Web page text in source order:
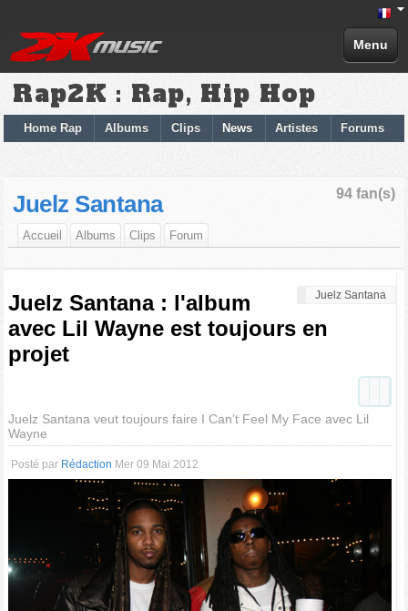
Menu
Rap2K : Rap, Hip Hop
Home Rap Albums Clips News Artistes Forums
94 fan(s)
Juelz Santana
Accueil Albums Clips Forum
Juelz Santana
Juelz Santana : l'album
avec Lil Wayne est toujours en
projet
Juelz Santana veut toujours faire I Can’t Feel My Face avec Lil
Wayne
Posté par Rédaction Mer 09 Mai 2012